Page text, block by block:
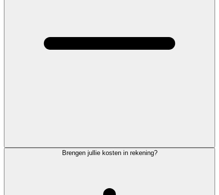
Brengen jullie kosten in rekening?